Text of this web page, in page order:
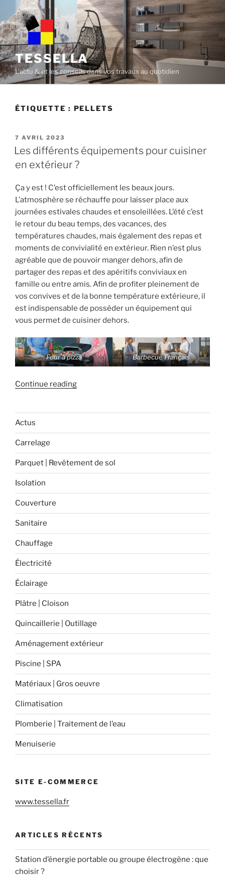
content
TESSELLA
L'actu & et les conseils dans vos travaux au quotidien
ÉTIQUETTE : PELLETS
POSTED
ON
7 AVRIL 2023
Les différents équipements pour cuisiner
en extérieur ?
Ça y est ! C’est officiellement les beaux jours.
L’atmosphère se réchauffe pour laisser place aux
journées estivales chaudes et ensoleillées. L’été c’est
le retour du beau temps, des vacances, des
températures chaudes, mais également des repas et
moments de convivialité en extérieur. Rien n’est plus
agréable que de pouvoir manger dehors, afin de
partager des repas et des apéritifs conviviaux en
famille ou entre amis. Afin de profiter pleinement de
vos convives et de la bonne température extérieure, il
est indispensable de posséder un équipement qui
vous permet de cuisiner dehors.
Four à pizza Barbecue Français
Continue reading« Les
cuisiner
extérieur
? »
Actus
Carrelage
Parquet | Revêtement de sol
Isolation
Couverture
Sanitaire
Chauffage
Électricité
Éclairage
Plâtre | Cloison
Quincaillerie | Outillage
Aménagement extérieur
Piscine | SPA
Matériaux | Gros oeuvre
Climatisation
Plomberie | Traitement de l’eau
Menuiserie
SITE E-COMMERCE
www.tessella.fr
ARTICLES RÉCENTS
Station d’énergie portable ou groupe électrogène : que
choisir ?